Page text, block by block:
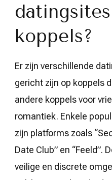
koppels?
Er zijn verschillende
gericht zijn op koppels
andere koppels voor
romantiek. Enkele
zijn platforms zoals
Date Club” en “Feeld”.
veilige en discrete